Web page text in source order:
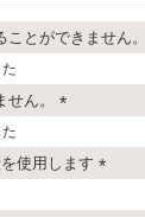
ことができません。
せん。
必
須
使用します